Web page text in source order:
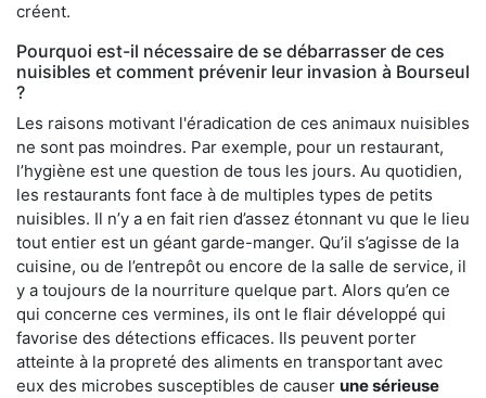
créent.
Pourquoi est-il nécessaire de se débarrasser de ces
nuisibles et comment prévenir leur invasion à Bourseul
?
Les raisons motivant l'éradication de ces animaux nuisibles
ne sont pas moindres. Par exemple, pour un restaurant,
l’hygiène est une question de tous les jours. Au quotidien,
les restaurants font face à de multiples types de petits
nuisibles. Il n’y a en fait rien d’assez étonnant vu que le lieu
tout entier est un géant garde-manger. Qu’il s’agisse de la
cuisine, ou de l’entrepôt ou encore de la salle de service, il
y a toujours de la nourriture quelque part. Alors qu’en ce
qui concerne ces vermines, ils ont le flair développé qui
favorise des détections efficaces. Ils peuvent porter
atteinte à la propreté des aliments en transportant avec
eux des microbes susceptibles de causer une sérieuse